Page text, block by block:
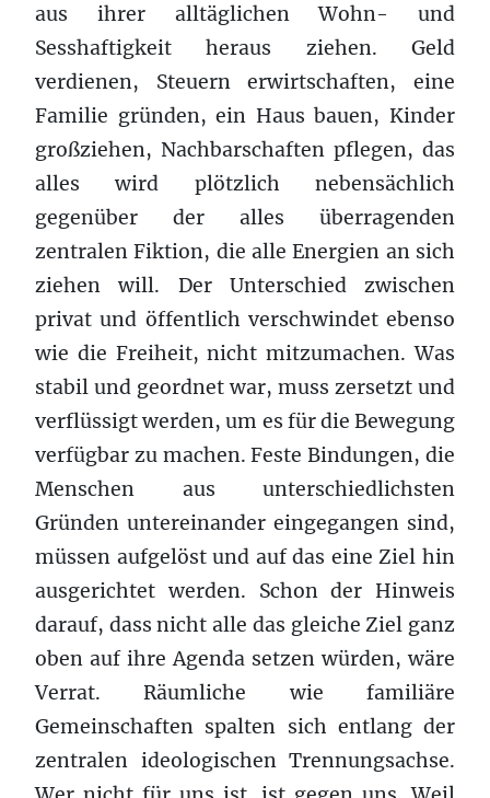
aus ihrer alltäglichen Wohn- und
Sesshaftigkeit heraus ziehen. Geld
verdienen, Steuern erwirtschaften, eine
Familie gründen, ein Haus bauen, Kinder
großziehen, Nachbarschaften pflegen, das
alles wird plötzlich nebensächlich
gegenüber der alles überragenden
zentralen Fiktion, die alle Energien an sich
ziehen will. Der Unterschied zwischen
privat und öffentlich verschwindet ebenso
wie die Freiheit, nicht mitzumachen. Was
stabil und geordnet war, muss zersetzt und
verflüssigt werden, um es für die Bewegung
verfügbar zu machen. Feste Bindungen, die
Menschen aus unterschiedlichsten
Gründen untereinander eingegangen sind,
müssen aufgelöst und auf das eine Ziel hin
ausgerichtet werden. Schon der Hinweis
darauf, dass nicht alle das gleiche Ziel ganz
oben auf ihre Agenda setzen würden, wäre
Verrat. Räumliche wie familiäre
Gemeinschaften spalten sich entlang der
zentralen ideologischen Trennungsachse.